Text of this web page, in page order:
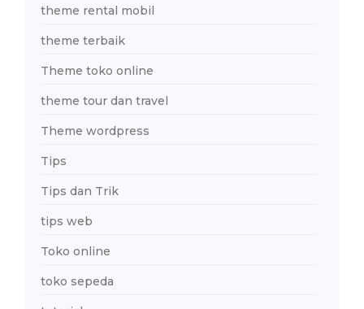
theme rental mobil
theme terbaik
Theme toko online
theme tour dan travel
Theme wordpress
Tips
Tips dan Trik
tips web
Toko online
toko sepeda